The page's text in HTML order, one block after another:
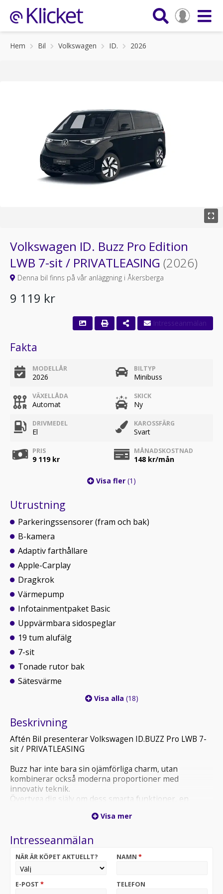
Hem Bil Volkswagen ID. 2026
Volkswagen ID. Buzz Pro Edition
LWB 7-sit / PRIVATLEASING (2026)
Denna bil finns på vår anläggning i Åkersberga
9 119 kr
Fakta
MODELLÅR
2026
BILTYP
Minibuss
VÄXELLÅDA
Automat
SKICK
Ny
DRIVMEDEL
El
KAROSSFÄRG
Svart
PRIS
9 119 kr
MÅNADSKOSTNAD
148 kr/mån
Visa fler (1)
Utrustning
Parkeringssensorer (fram och bak)
B-kamera
Adaptiv farthållare
Apple-Carplay
Dragkrok
Värmepump
Infotainmentpaket Basic
Uppvärmbara sidospeglar
19 tum alufälg
7-sit
Tonade rutor bak
Sätesvärme
Visa alla (18)
Beskrivning
Aftén Bil presenterar Volkswagen ID.BUZZ Pro LWB 7-
sit / PRIVATLEASING
Buzz har inte bara sin ojämförliga charm, utan
kombinerar också moderna proportioner med
innovativ teknik.
Övertyga dig själv om dess smarta funktioner, en
Privatleasing fr. 9421 kr/mån inkl. insats om 20 000 kr
Privatleasing fr. 10026 kr/mån inkl. insats om 0 kr
Visa mer
Intresseanmälan
NÄR ÄR KÖPET AKTUELLT? NAMN *
E-POST * TELEFON